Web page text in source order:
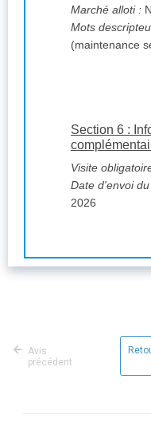
Marché alloti :
Mots
(maintenance
Section 6 :
Visite
Date d'envoi
2026
Avis
précédent